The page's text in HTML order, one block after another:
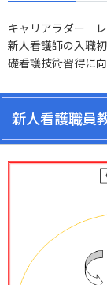
キャリアラダー
新人看護師の入職
礎看護技術習得に
新人看護職員